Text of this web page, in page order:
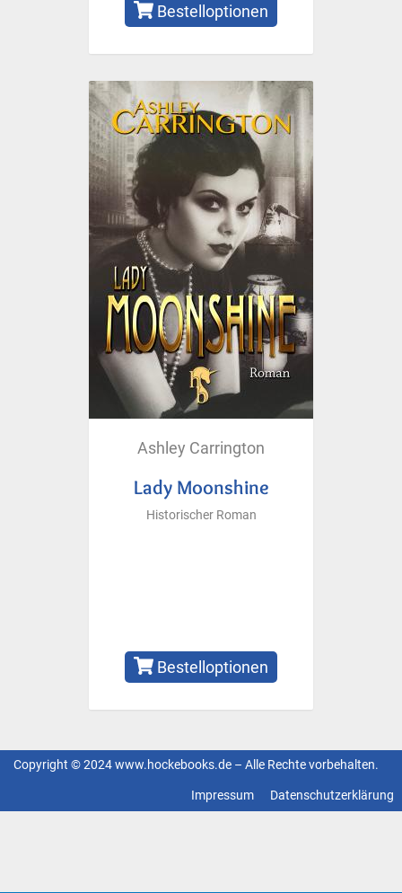
Bestelloptionen
Ashley Carrington
Lady Moonshine
Historischer Roman
Bestelloptionen
Copyright © 2024 www.hockebooks.de – Alle Rechte vorbehalten.
Datenschutzerklärung
Impressum